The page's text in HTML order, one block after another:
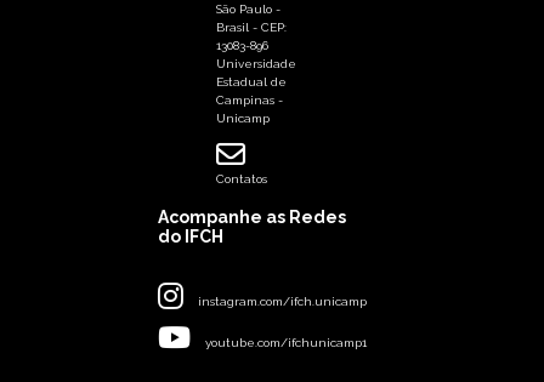
São Paulo -
Brasil - CEP:
13083-896
Universidade
Estadual de
Campinas -
Unicamp
Contatos
Acompanhe as Redes
do IFCH
instagram.com/ifch.unicamp
youtube.com/ifchunicamp1